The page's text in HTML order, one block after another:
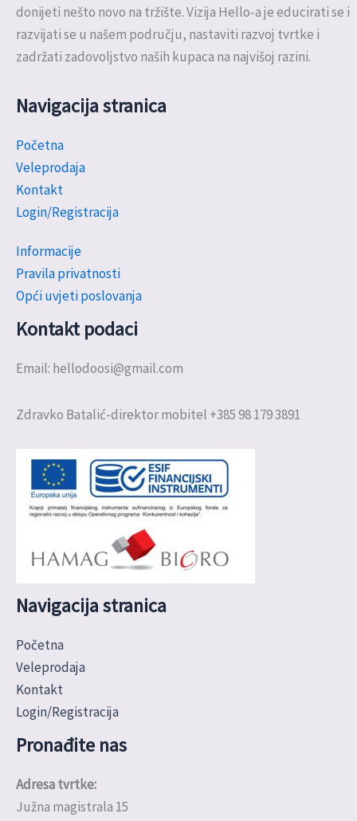
donijeti nešto novo na tržište. Vizija Hello-a je educirati se i
razvijati se u našem području, nastaviti razvoj tvrtke i
zadržati zadovoljstvo naših kupaca na najvišoj razini.
Navigacija stranica
Početna
Veleprodaja
Kontakt
Login/Registracija
Informacije
Pravila privatnosti
Opći uvjeti poslovanja
Kontakt podaci
Email: hellodoosi@gmail.com
Zdravko Batalić-direktor mobitel +385 98 179 3891
Navigacija stranica
Početna
Veleprodaja
Kontakt
Login/Registracija
Pronađite nas
Adresa tvrtke:
Južna magistrala 15